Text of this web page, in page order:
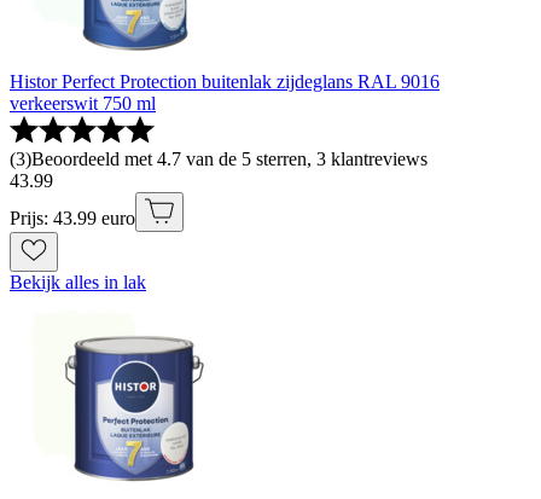
Histor Perfect Protection buitenlak zijdeglans RAL 9016
verkeerswit 750 ml
(3)Beoordeeld met 4.7 van de 5 sterren, 3 klantreviews
43.99
Prijs: 43.99 euro
Bekijk alles in lak